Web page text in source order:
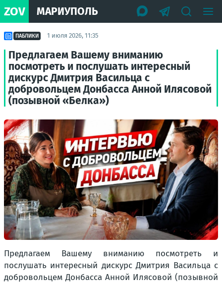
ZOV МАРИУПОЛЬ
ПАБЛИКИ 1 июля 2026, 11:35
Предлагаем Вашему вниманию
посмотреть и послушать интересный
дискурс Дмитрия Васильца с
добровольцем Донбасса Анной Илясовой
(позывной «Белка»)
Предлагаем Вашему вниманию посмотреть и
послушать интересный дискурс Дмитрия Васильца с
добровольцем Донбасса Анной Илясовой (позывной